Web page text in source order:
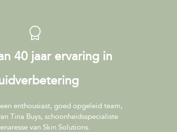
40 jaar ervaring in
enthousiast, goed opgeleid team,
Tina Buys, schoonheidsspecialiste
van Skin Solutions.